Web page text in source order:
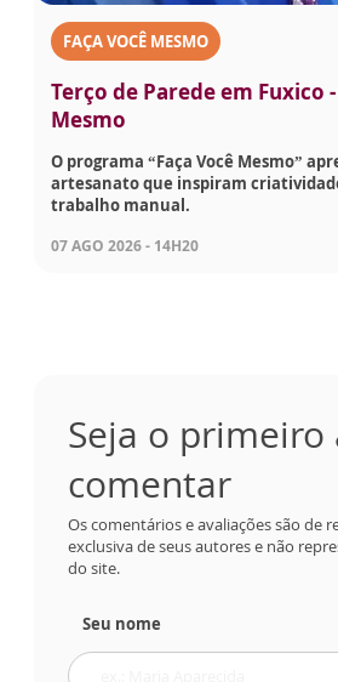
FAÇA VOCÊ MESMO
Terço de Parede em Fuxico
Mesmo
O programa “Faça Você Mesmo”
artesanato que inspiram
trabalho manual.
07 AGO 2026 - 14H20
Seja o primeiro
comentar
Os comentários e avaliações são de
exclusiva de seus autores e não
do site.
Seu nome